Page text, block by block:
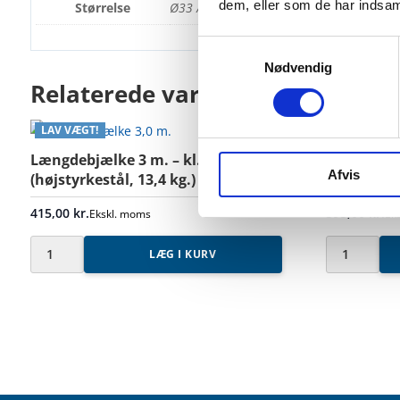
dem, eller som de har
Nødvendig
Afvis
Størrelse
Ø33 / Ø42-48 mm., Ø48 / Ø48 mm.,
Relaterede varer
LAV VÆGT!
Længdebjælke 3 m. – kl. 4/5
(højstyrkestål, 13,4 kg.)
415,00 kr.Ekskl. moms
Længdebjælke
LÆG I KURV
Alu-
med tap
Alu-